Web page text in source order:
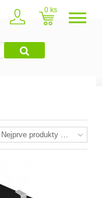
0
Nejprve produkty skladem